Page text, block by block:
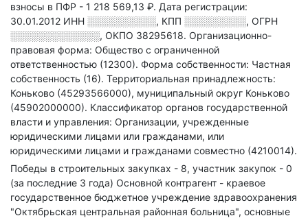
взносы в ПФР - 1 218 569,13 ₽. Дата регистрации:
30.01.2012 ИНН ░░░░░░░░░░, КПП ░░░░░░░░░, ОГРН
░░░░░░░░░░░░░, ОКПО 38295618. Организационно-
правовая форма: Общество с ограниченной
ответственностью (12300). Форма собственности: Частная
собственность (16). Территориальная принадлежность:
Коньково (45293566000), муниципальный округ Коньково
(45902000000). Классификатор органов государственной
власти и управления: Организации, учрежденные
юридическими лицами или гражданами, или
юридическими лицами и гражданами совместно (4210014).
Победы в строительных закупках - 8, участник закупок - 0
(за последние 3 года) Основной контрагент - краевое
государственное бюджетное учреждение здравоохранения
"Октябрьская центральная районная больница", основные